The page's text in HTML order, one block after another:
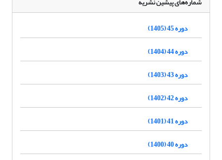
دوره 45 (1405)
دوره 44 (1404)
دوره 43 (1403)
دوره 42 (1402)
دوره 41 (1401)
دوره 40 (1400)